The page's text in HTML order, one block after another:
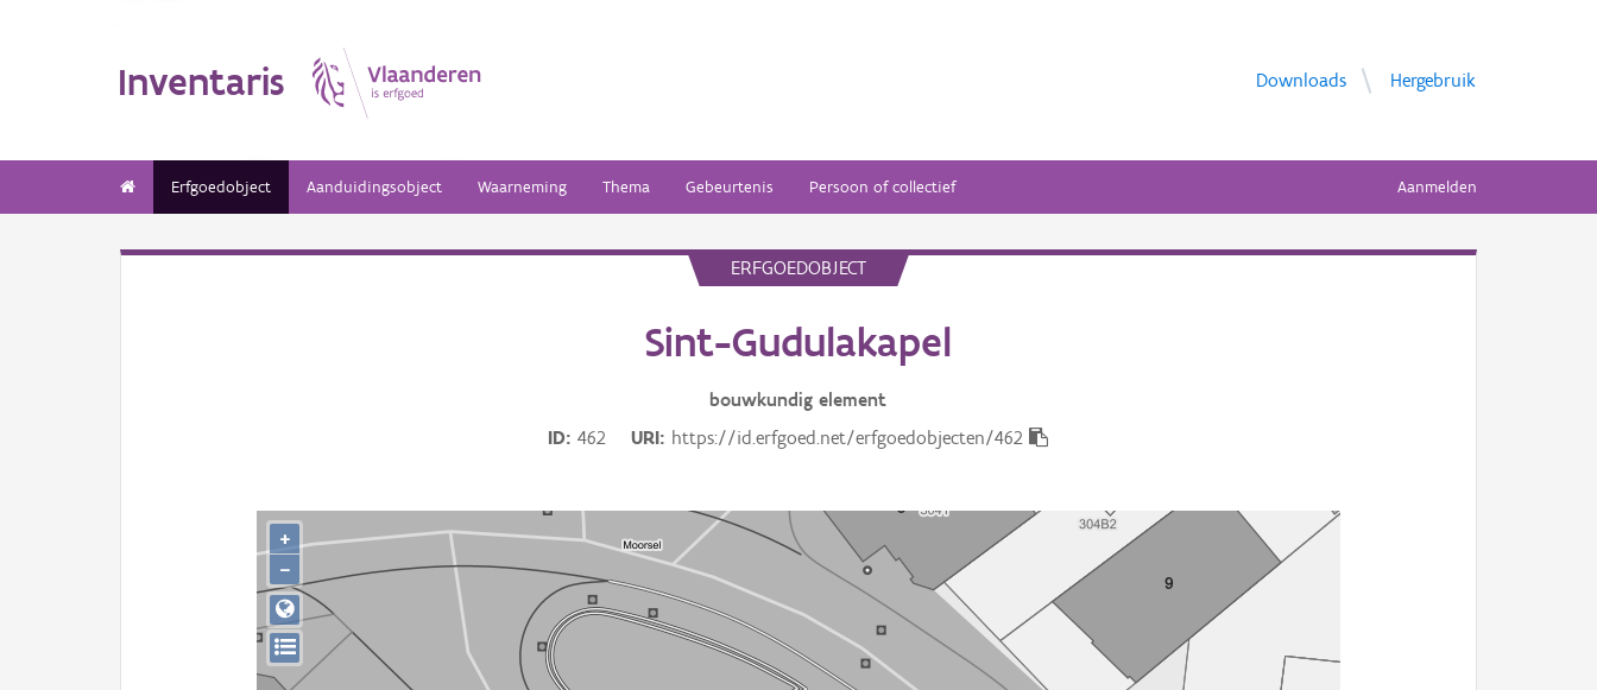
Inventaris Downloads Hergebruik
Erfgoedobject Aanduidingsobject Waarneming Thema Gebeurtenis Persoon of collectief Aanmelden
ERFGOEDOBJECT
Sint-Gudulakapel
bouwkundig element
ID
462 URI https://id.erfgoed.net/erfgoedobjecten/462
+
−